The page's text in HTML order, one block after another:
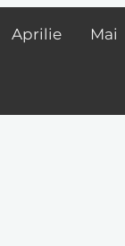
Aprilie Mai